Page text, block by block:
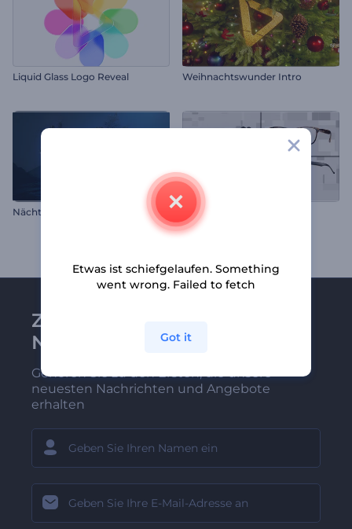
Liquid Glass Logo Reveal Weihnachtswunder Intro
Nächtlicher Wirbelsturm Logo Einfache Optik Opener
Zu Renderforest-
Newsletter anmelden
Gehören Sie zu den Ersten, die unsere
neuesten Nachrichten und Angebote
erhalten
Etwas ist schiefgelaufen. Something
went wrong. Failed to fetch
Got it